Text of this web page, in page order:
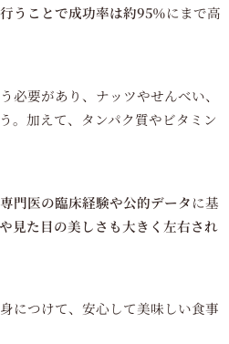
うことで成功率は約95％にまで高
要があり、ナッツやせんべい、
。加えて、タンパク質やビタミン
専門医の臨床経験や公的データに基
見た目の美しさも大きく左右され
につけて、安心して美味しい食事